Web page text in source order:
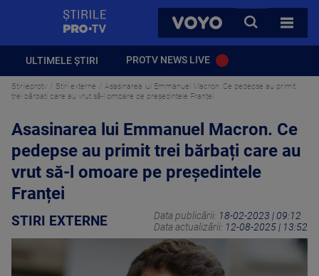
VOYO
CAUTA
TOATE
ULTIMELE ȘTIRI PROTV NEWS LIVE
Stirileprotv Stiri externe
Asasinarea lui Emmanuel Macron. Ce pedepse au primit
trei bărbați care au vrut să-l omoare pe președintele Franței
Asasinarea lui Emmanuel Macron. Ce
pedepse au primit trei bărbați care au
vrut să-l omoare pe președintele
Franței
STIRI EXTERNE Data publicării: 18-02-2023 | 09:12
Data actualizării: 12-08-2025 | 13:52